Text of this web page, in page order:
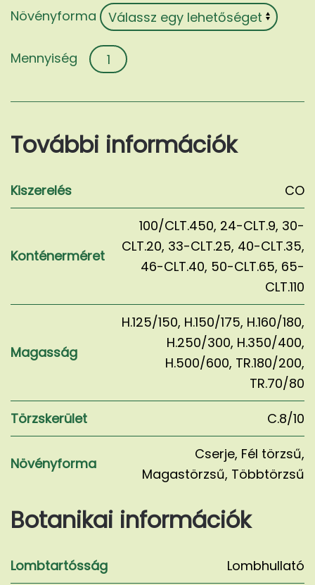
Növényforma
Lagerstroemia
indica
További információk
Kiszerelés CO
Konténerméret
100/CLT.450, 24-CLT.9, 30-
CLT.20, 33-CLT.25, 40-CLT.35,
46-CLT.40, 50-CLT.65, 65-
CLT.110
Magasság
H.125/150, H.150/175, H.160/180,
H.250/300, H.350/400,
H.500/600, TR.180/200,
TR.70/80
Törzskerület
C.8/10
Növényforma
Cserje, Fél törzsű,
Magastörzsű, Többtörzsű
Botanikai információk
Lombtartósság Lombhullató